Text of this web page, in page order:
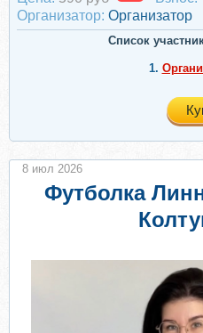
Организатор: Организатор
Список
1.
Футболка
8 июл 2026